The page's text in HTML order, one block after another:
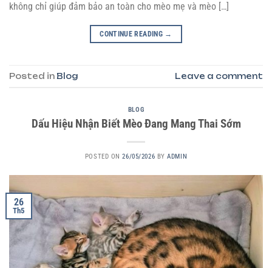
không chỉ giúp đảm bảo an toàn cho mèo mẹ và mèo […]
CONTINUE READING →
Posted in Blog Leave a comment
BLOG
Dấu Hiệu Nhận Biết Mèo Đang Mang Thai Sớm
POSTED ON26/05/2026 BYADMIN
26
Th5